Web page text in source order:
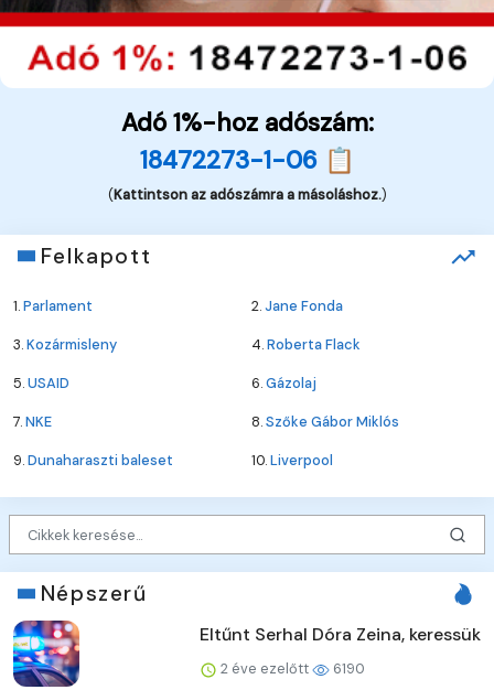
Adó 1%-hoz adószám:
18472273-1-06 📋
(Kattintson az adószámra a másoláshoz.)
Felkapott
1.Parlament 2.Jane Fonda
3.Kozármisleny 4.Roberta Flack
5.USAID 6.Gázolaj
7.NKE 8.Szőke Gábor Miklós
9.Dunaharaszti baleset 10.Liverpool
Népszerű
Eltűnt Serhal Dóra Zeina, keressük
2 éve ezelőtt 6190